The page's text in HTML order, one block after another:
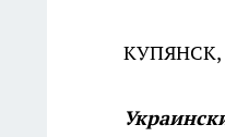
КУПЯНСК,